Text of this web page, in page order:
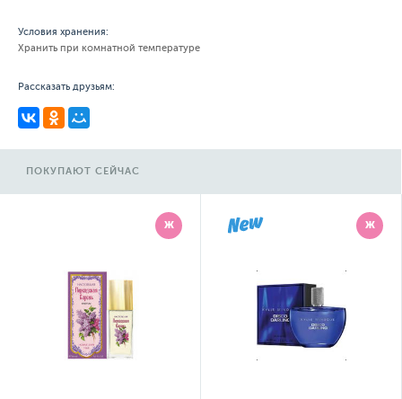
Условия хранения:
Хранить при комнатной температуре
Рассказать друзьям:
ПОКУПАЮТ СЕЙЧАС
Ж Ж